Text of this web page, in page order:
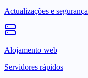
Actualizações e segurança
Alojamento web
Servidores rápidos